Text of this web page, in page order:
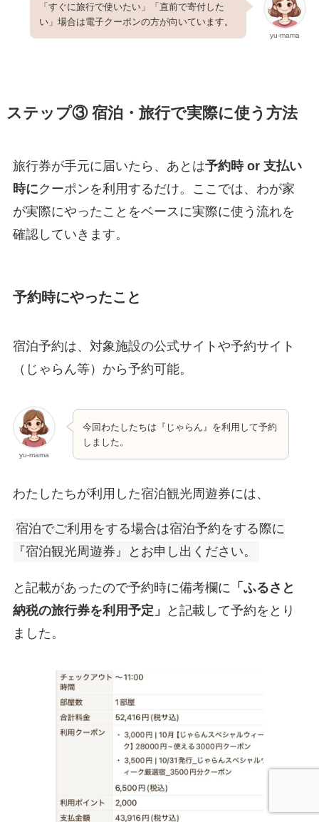
yu-mama
「すぐに旅行で使いたい」「直前で寄付した
い」場合は電子クーポンの方が向いています。
ステップ③ 宿泊・旅行で実際に使う方法
旅行券が手元に届いたら、あとは予約時 or 支払い
時にクーポンを利用するだけ。ここでは、わが家
が実際にやったことをベースに実際に使う流れを
確認していきます。
予約時にやったこと
宿泊予約は、対象施設の公式サイトや予約サイト
（じゃらん等）から予約可能。
yu-mama
今回わたしたちは『じゃらん』を利用して予約
しました。
わたしたちが利用した宿泊観光周遊券には、
宿泊でご利用をする場合は宿泊予約をする際に
『宿泊観光周遊券』とお申し出ください。
と記載があったので予約時に備考欄に 「ふるさと
納税の旅行券を利用予定」
と記載して予約をとり
ました。